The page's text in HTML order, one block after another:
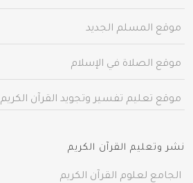
موقع المسلم الجديد
موقع الصلاة في الإسلام
موقع تعليم تفسير وتجويد القرآن الكريم
نشر وتعليم القرآن الكريم
الجامع لعلوم القرآن الكريم